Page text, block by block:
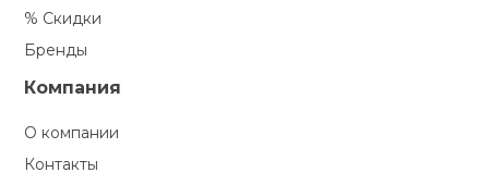
% Скидки
Бренды
Компания
О компании
Контакты